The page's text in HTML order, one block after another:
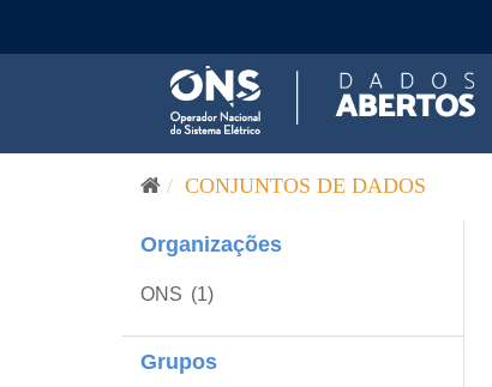
CONJUNTOS DE DADOS
Organizações
ONS (1)
Grupos